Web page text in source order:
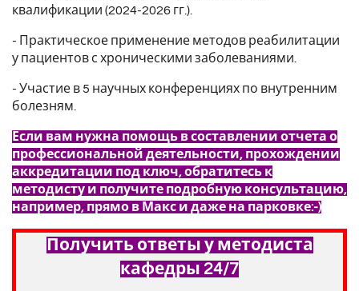
квалификации (2024-2026 гг.).
- Практическое применение методов реабилитации
у пациентов с хроническими заболеваниями.
- Участие в 5 научных конференциях по внутренним
болезням.
Если вам нужна помощь в составлении отчета о
профессиональной деятельности, прохождении
аккредитации под ключ, обратитесь к
методисту и получите подробную консультацию,
например, прямо в Макс и даже на парковке:-)
Получить ответы у методиста
кафедры 24/7